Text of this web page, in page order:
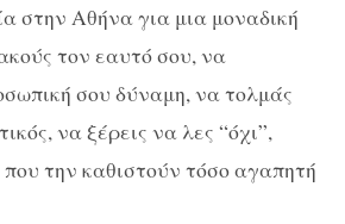
στην Αθήνα για μια μοναδική
τον εαυτό σου, να
σου δύναμη, να τολμάς
να ξέρεις να λες “όχι”,
που την καθιστούν τόσο αγαπητή